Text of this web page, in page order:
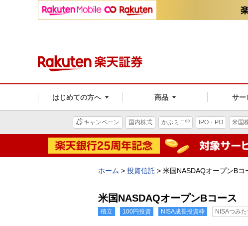
はじめての方へ 商品 サー
キャンペーン 国内株式 かぶミニ® IPO・PO 米国
ホーム > 投資信託 > 米国NASDAQオープンBコ
米国NASDAQオープンBコース
積立 100円投資 NISA成長投資枠 NISAつみ